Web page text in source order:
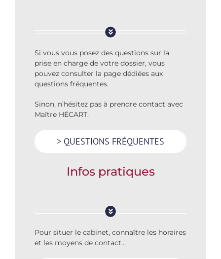
Si vous vous posez des questions sur la
prise en charge de votre dossier, vous
pouvez consulter la page dédiées aux
questions fréquentes.
Sinon, n’hésitez pas à prendre contact avec
Maître HÉCART.
> QUESTIONS FRÉQUENTES
Infos pratiques
Pour situer le cabinet, connaître les horaires
et les moyens de contact…